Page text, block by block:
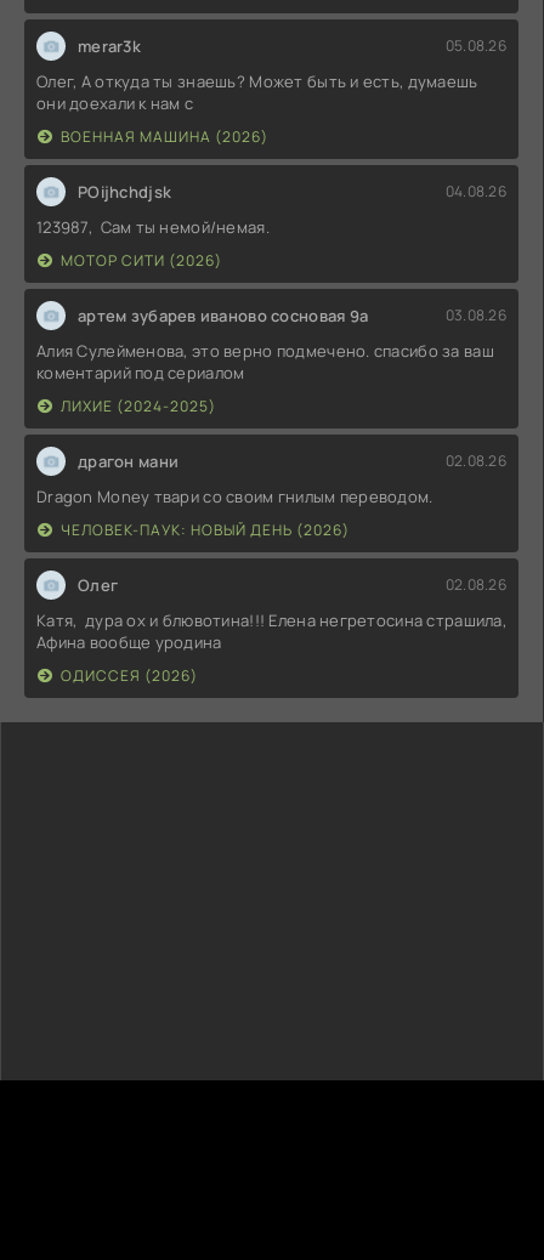
merar3k 05.08.26
Олег, А откуда ты знаешь? Может быть и есть, думаешь
они доехали к нам с
ВОЕННАЯ МАШИНА (2026)
POijhchdjsk 04.08.26
123987, Сам ты немой/немая.
МОТОР СИТИ (2026)
артем зубарев иваново сосновая 9а 03.08.26
Алия Сулейменова, это верно подмечено. спасибо за ваш
коментарий под сериалом
ЛИХИЕ (2024-2025)
драгон мани 02.08.26
Dragon Money твари со своим гнилым переводом.
ЧЕЛОВЕК-ПАУК: НОВЫЙ ДЕНЬ (2026)
Олег 02.08.26
Катя, дура ох и блювотина!!! Елена негретосина страшила,
Афина вообще уродина
ОДИССЕЯ (2026)